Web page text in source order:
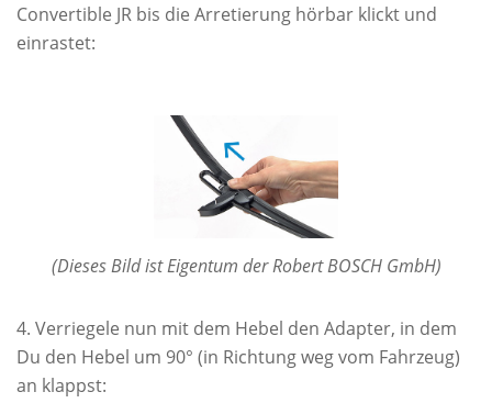
Convertible JR bis die Arretierung hörbar klickt und
einrastet:
(Dieses Bild ist Eigentum der Robert BOSCH GmbH)
Verriegele nun mit dem Hebel den Adapter, in dem
Du den Hebel um 90° (in Richtung weg vom Fahrzeug)
an klappst: